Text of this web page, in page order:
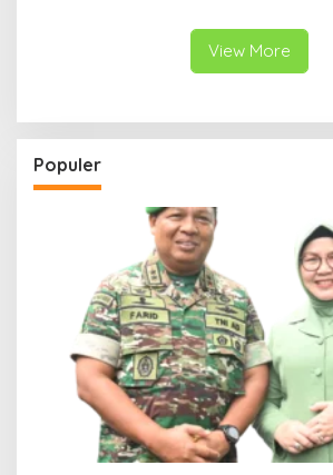
View More
Populer